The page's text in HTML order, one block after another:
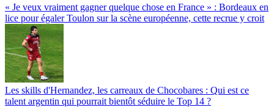
« Je veux vraiment gagner quelque chose en France » : Bordeaux en
lice pour égaler Toulon sur la scène européenne, cette recrue y croit
Les skills d'Hernandez, les carreaux de Chocobares : Qui est ce
talent argentin qui pourrait bientôt séduire le Top 14 ?